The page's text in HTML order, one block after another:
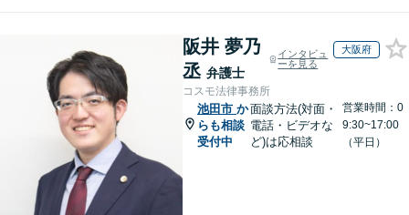
阪井 夢乃
丞 弁護士
インタビュ
ーを見る
大阪府
コスモ法律事務所
池田市 か
らも相談
受付中
面談方法(対面・
電話・ビデオな
ど)は応相談
営業時間：0
9:30~17:00
（平日）